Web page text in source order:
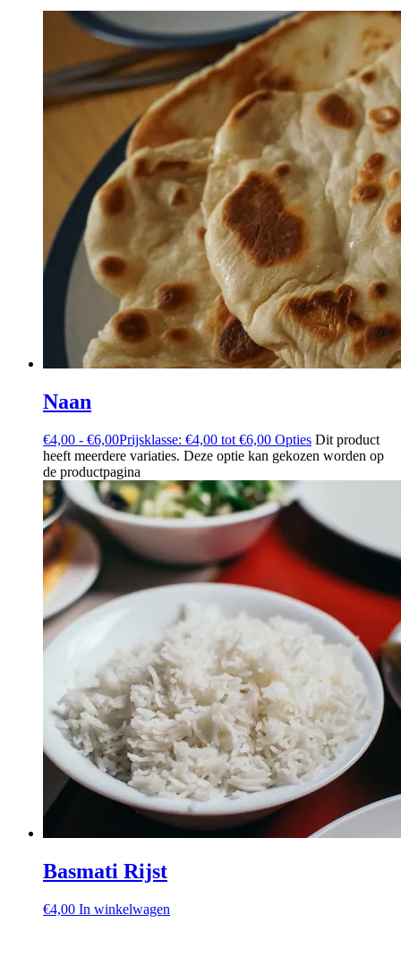
Naan
€4,00 - €6,00Prijsklasse: €4,00 tot €6,00 Opties Dit product
heeft meerdere variaties. Deze optie kan gekozen worden op
de productpagina
Basmati Rijst
€4,00 In winkelwagen